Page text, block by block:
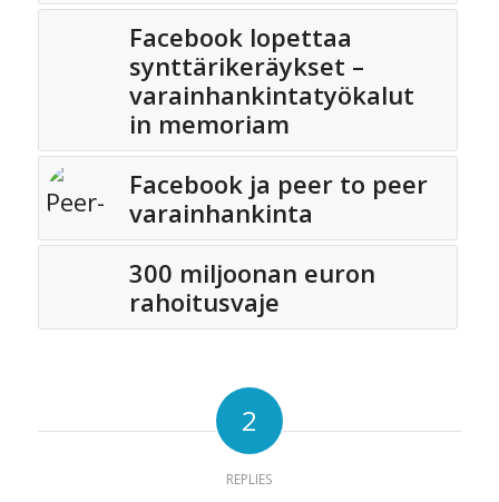
Facebook lopettaa
synttärikeräykset –
varainhankintatyökalut
in memoriam
Facebook ja peer to peer
varainhankinta
300 miljoonan euron
rahoitusvaje
2
REPLIES